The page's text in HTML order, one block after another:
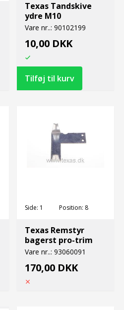
Texas Tandskive
ydre M10
Vare nr..: 90102199
10,00 DKK
Side: 1 Position: 8
Texas Remstyr
bagerst pro-trim
Vare nr..: 93060091
170,00 DKK